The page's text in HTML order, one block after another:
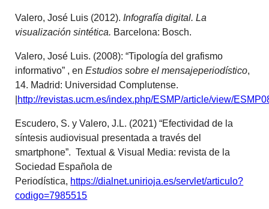
Valero, José Luis (2012). Infografía digital. La
visualización sintética. Barcelona: Bosch.
Valero, José Luis. (2008): “Tipología del grafismo
informativo” , enEstudios sobre el mensajeperiodístico,
14. Madrid: Universidad Complutense.
http://revistas.ucm.es/index.php/ESMP/article/view/
Escudero, S. y Valero, J.L. (2021) “Efectividad de la
síntesis audiovisual presentada a través del
smartphone”. Textual & Visual Media: revista de la
Sociedad Española de
Periodística, https://dialnet.unirioja.es/servlet/articulo?
codigo=7985515